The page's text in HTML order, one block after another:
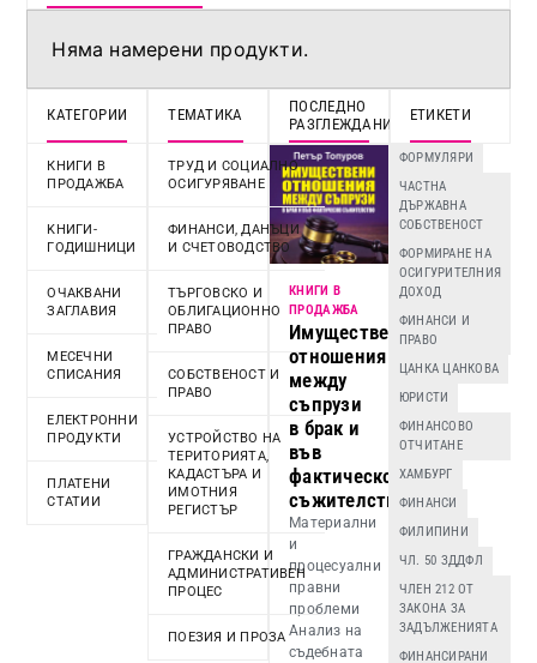
Няма намерени продукти.
КАТЕГОРИИ
КНИГИ В
ПРОДАЖБА
KНИГИ-
ГОДИШНИЦИ
ОЧАКВАНИ
ЗАГЛАВИЯ
МЕСЕЧНИ
СПИСАНИЯ
ЕЛЕКТРОННИ
ПРОДУКТИ
ПЛАТЕНИ
СТАТИИ
ТЕМАТИКА
ТРУД И СОЦИАЛНО
ОСИГУРЯВАНЕ
ФИНАНСИ, ДАНЪЦИ
И СЧЕТОВОДСТВО
ТЪРГОВСКО И
ОБЛИГАЦИОННО
ПРАВО
СОБСТВЕНОСТ И
ПРАВО
УСТРОЙСТВО НА
ТЕРИТОРИЯТА,
КАДАСТЪРА И
ИМОТНИЯ
РЕГИСТЪР
ГРАЖДАНСКИ И
АДМИНИСТРАТИВЕН
ПРОЦЕС
ПОЕЗИЯ И ПРОЗА
ПОСЛЕДНО
РАЗГЛЕЖДАНИ
КНИГИ В
ПРОДАЖБА
Имуществени
отношения
между
съпрузи
в брак и
във
фактическо
съжителство
Материални
и
процесуални
правни
проблеми
Анализ на
съдебната
ЕТИКЕТИ
ФОРМУЛЯРИ
ЧАСТНА
ДЪРЖАВНА
СОБСТВЕНОСТ
ФОРМИРАНЕ НА
ОСИГУРИТЕЛНИЯ
ДОХОД
ФИНАНСИ И
ПРАВО
ЦАНКА ЦАНКОВА
ЮРИСТИ
ФИНАНСОВО
ОТЧИТАНЕ
ХАМБУРГ
ФИНАНСИ
ФИЛИПИНИ
ЧЛ. 50 ЗДДФЛ
ЧЛЕН 212 ОТ
ЗАКОНА ЗА
ЗАДЪЛЖЕНИЯТА
ФИНАНСИРАНИ